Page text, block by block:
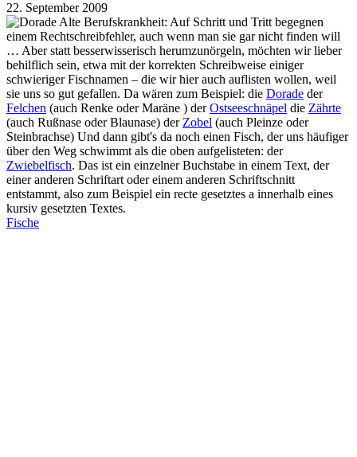
22. September 2009
Alte Berufskrankheit: Auf Schritt und Tritt begegnen
einem Rechtschreibfehler, auch wenn man sie gar nicht finden will
… Aber statt besserwisserisch herumzunörgeln, möchten wir lieber
behilflich sein, etwa mit der korrekten Schreibweise einiger
schwieriger Fischnamen – die wir hier auch auflisten wollen, weil
sie uns so gut gefallen. Da wären zum Beispiel: die Dorade der
Felchen (auch Renke oder Maräne ) derOstseeschnäpel die Zährte
(auch Rußnase oder Blaunase) der Zobel (auch Pleinze oder
Steinbrachse) Und dann gibt's da noch einen Fisch, der uns häufiger
über den Weg schwimmt als die oben aufgelisteten: der
Zwiebelfisch. Das ist ein einzelner Buchstabe in einem Text, der
einer anderen Schriftart oder einem anderen Schriftschnitt
entstammt, also zum Beispiel ein recte gesetztes a innerhalb eines
kursiv gesetzten Textes.
Fische